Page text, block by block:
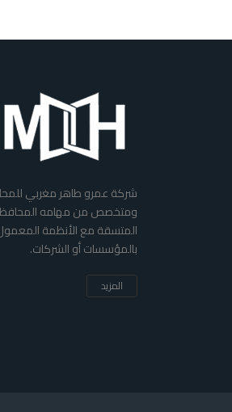
شركة عمرو طاهر مغربي
ومتخصص من مهامه
المتسقة مع الأنظمة المعمول
بالمؤسسات أو الشركات.
المزيد